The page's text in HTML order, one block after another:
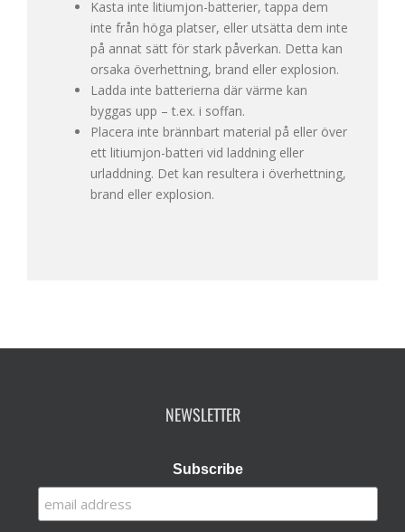
Kasta inte litiumjon-batterier, tappa dem
inte från höga platser, eller utsätta dem inte
på annat sätt för stark påverkan. Detta kan
orsaka överhettning, brand eller explosion.
Ladda inte batterierna där värme kan
byggas upp – t.ex. i soffan.
Placera inte brännbart material på eller över
ett litiumjon-batteri vid laddning eller
urladdning. Det kan resultera i överhettning,
brand eller explosion.
NEWSLETTER
Subscribe